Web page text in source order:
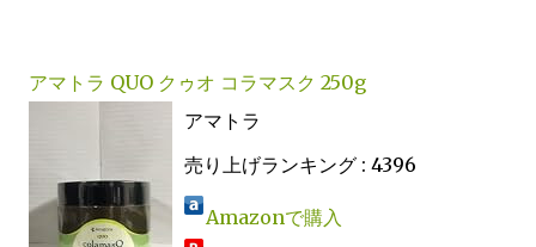
アマトラ QUO クゥオ コラマスク 250g
アマトラ
売り上げランキング : 4396
Amazonで購入